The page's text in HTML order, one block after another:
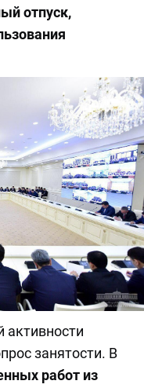
отпуск,
активности
занятости. В
работ из